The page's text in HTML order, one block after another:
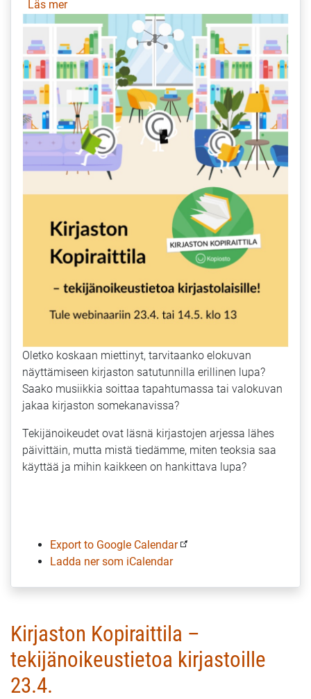
Läs merom
Kirjaston
Kopiraittila
–
tekijänoikeustietoa
kirjastoille
15.5.
Oletko koskaan miettinyt, tarvitaanko elokuvan
näyttämiseen kirjaston satutunnilla erillinen lupa?
Saako musiikkia soittaa tapahtumassa tai valokuvan
jakaa kirjaston somekanavissa?
Tekijänoikeudet ovat läsnä kirjastojen arjessa lähes
päivittäin, mutta mistä tiedämme, miten teoksia saa
käyttää ja mihin kaikkeen on hankittava lupa?
Export to Google Calendar
Ladda ner som iCalendar
Kirjaston Kopiraittila –
tekijänoikeustietoa kirjastoille
23.4.